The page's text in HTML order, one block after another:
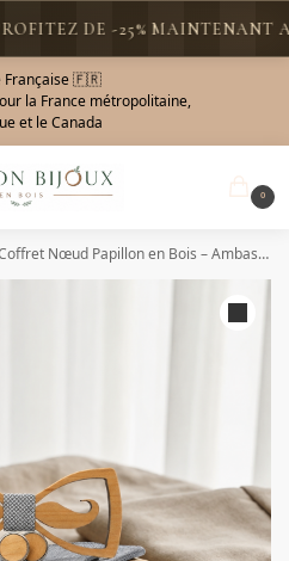
DE -25% MAINTENANT
Française 🇫🇷
la France métropolitaine,
et le Canada
0
Nœud Papillon en Bois – Ambassadeur